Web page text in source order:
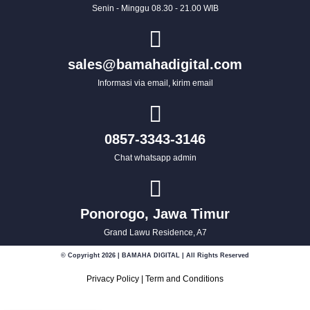
Senin - Minggu 08.30 - 21.00 WIB
sales@bamahadigital.com
Informasi via email, kirim email
0857-3343-3146
Chat whatsapp admin
Ponorogo, Jawa Timur
Grand Lawu Residence, A7
© Copyright 2026 | BAMAHA DIGITAL | All Rights Reserved
Privacy Policy | Term and Conditions